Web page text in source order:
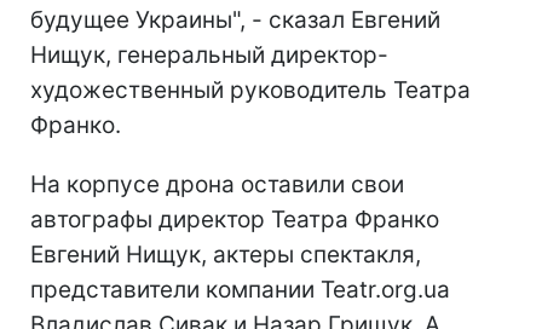
будущее Украины", - сказал Евгений
Нищук, генеральный директор-
художественный руководитель Театра
Франко.
На корпусе дрона оставили свои
автографы директор Театра Франко
Евгений Нищук, актеры спектакля,
представители компании Teatr.org.ua